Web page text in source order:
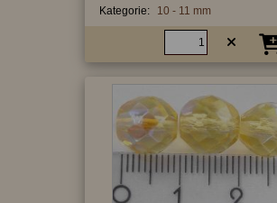
Kategorie: 10 - 11 mm